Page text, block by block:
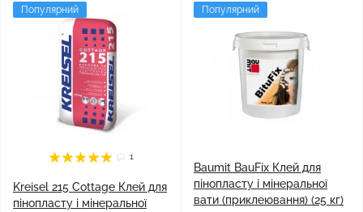
Популярний
1
Kreisel 215 Cottage Клей для
пінопласту і мінеральної
Популярний
Baumit BauFix Клей для
пінопласту і мінеральної
вати (приклеювання) (25 кг)